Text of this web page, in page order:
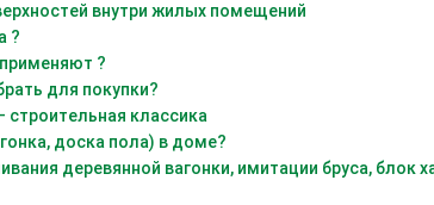
внутри жилых помещений
?
?
для покупки?
классика
доска пола) в доме?
деревянной вагонки, имитации бруса, блок